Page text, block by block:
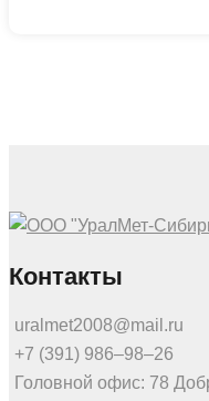
Контакты
uralmet2008@mail.ru
+7 (391) 986‒98‒26
Головной офис: 78